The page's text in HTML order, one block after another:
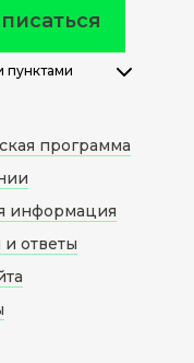
пунктами
программа
информация
ответы